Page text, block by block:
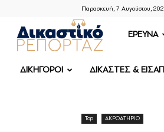
Παρασκευή, 7 Αυγούστου,
ΔΙΚΑΣΤΙΚΟ
ΡΕΠΟΡΤΑΖ
ΕΡΕΥΝΑ
ΔΙΚΗΓΟΡΟΙ ΔΙΚΑΣΤΕΣ &
Top ΑΚΡΟΑΤΗΡΙΟ